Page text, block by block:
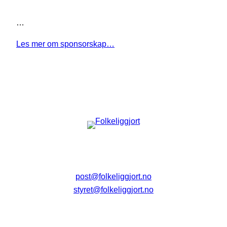
…
Les mer om sponsorskap…
post@folkeliggjort.no
styret@folkeliggjort.no